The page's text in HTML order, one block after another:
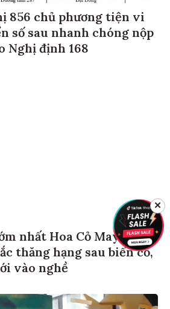
856 chủ phương tiện vi
số sau nhanh chóng nộp
Nghị định 168
nhất Hoa Cỏ May sau
thăng hạng sau biến cố,
vào nghề
✕